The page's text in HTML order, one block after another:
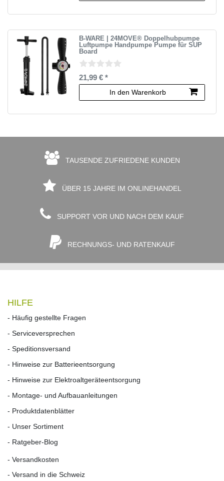
B-WARE | 24MOVE® Doppelhubpumpe
Luftpumpe Handpumpe Pumpe für SUP
Board
21,99 € *
In den Warenkorb
TAUSENDE ZUFRIEDENE KUNDEN
ÜBER 15 JAHRE IM ONLINEHANDEL
SUPPORT VOR UND NACH DEM KAUF
RECHNUNGS- UND RATENKAUF
HILFE
- Häufig gestellte Fragen
- Serviceversprechen
- Speditionsversand
- Hinweise zur Batterieentsorgung
- Hinweise zur Elektroaltgeräteentsorgung
- Montage- und Aufbauanleitungen
- Produktdatenblätter
- Unser Sortiment
- Ratgeber-Blog
- Versandkosten
- Versand in die Schweiz